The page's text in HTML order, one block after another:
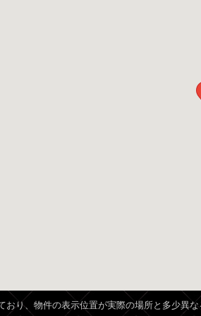
り、物件の表示位置が実際の場所と多少異な